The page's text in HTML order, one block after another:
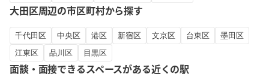
大田区周辺の市区町村から探す
千代田区 中央区 港区 新宿区 文京区 台東区
墨田区
江東区
品川区 目黒区
面談・面接できるスペースがある近くの駅